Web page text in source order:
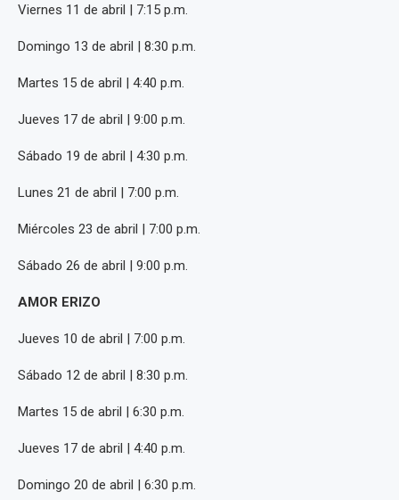
Viernes 11 de abril | 7:15 p.m.
Domingo 13 de abril | 8:30 p.m.
Martes 15 de abril | 4:40 p.m.
Jueves 17 de abril | 9:00 p.m.
Sábado 19 de abril | 4:30 p.m.
Lunes 21 de abril | 7:00 p.m.
Miércoles 23 de abril | 7:00 p.m.
Sábado 26 de abril | 9:00 p.m.
AMOR ERIZO
Jueves 10 de abril | 7:00 p.m.
Sábado 12 de abril | 8:30 p.m.
Martes 15 de abril | 6:30 p.m.
Jueves 17 de abril | 4:40 p.m.
Domingo 20 de abril | 6:30 p.m.